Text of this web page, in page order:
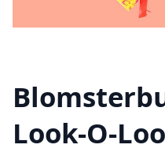
Look-O-